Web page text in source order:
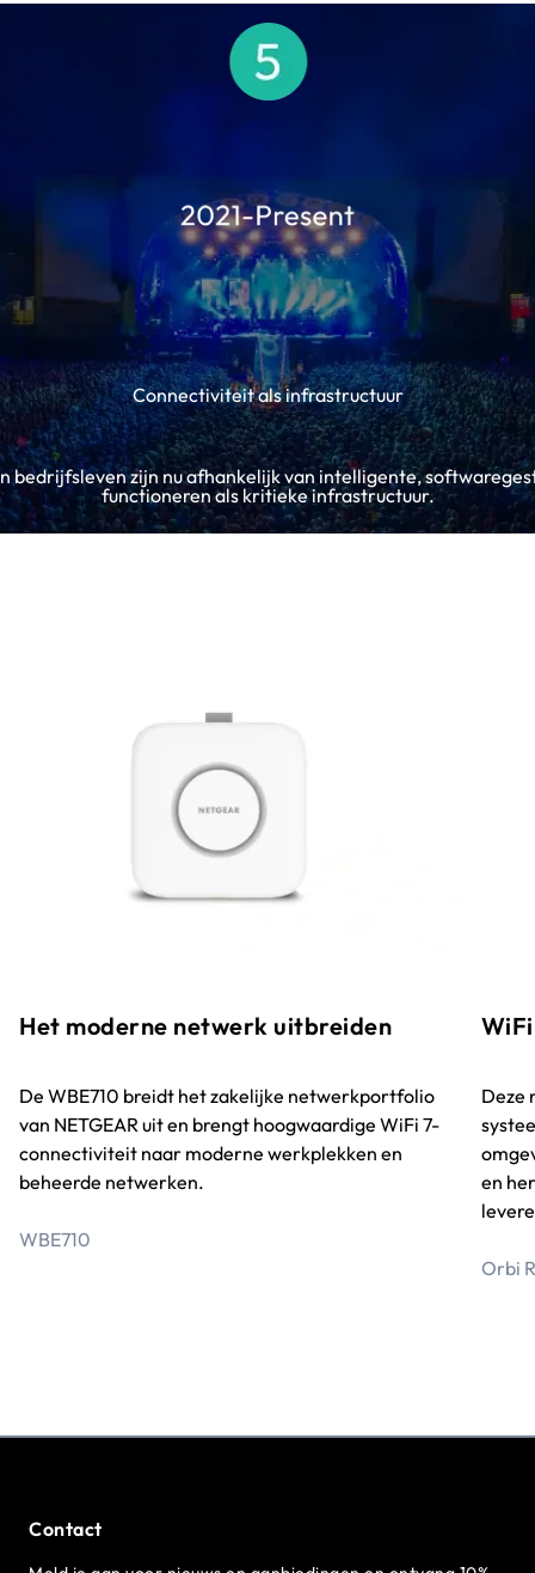
Connectiviteit als infrastructuur
bedrijfsleven zijn nu afhankelijk van intelligente,
functioneren als kritieke infrastructuur.
Het moderne netwerk uitbreiden
De WBE710 breidt het zakelijke netwerkportfolio
van NETGEAR uit en brengt hoogwaardige WiFi 7-
connectiviteit naar moderne werkplekken en
beheerde netwerken.
WBE710
Deze
en
Orbi
Contact